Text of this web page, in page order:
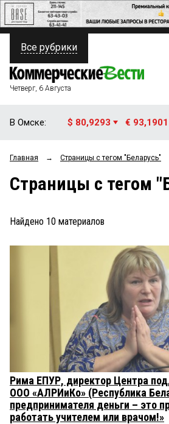
ПОЛИТИКА
ФИНАНСЫ
ОБЩЕСТВО
ЗАКОН
НОВОСТИ КОМПАНИЙ
ПРОИСШЕСТВИЯ
СТИЛЬ ЖИЗНИ
Все рубрики
Четверг, 6 Августа
В Омске: $ 80,9293 € 93,1901
Главная → Страницы c тегом "Беларусь"
Страницы c тегом
Найдено 10 материалов
Рима ЕПУР, директор Центра
ООО «АЛРИиКо» (Республика
предпринимателя деньги – это
работать учителем или врачом!»